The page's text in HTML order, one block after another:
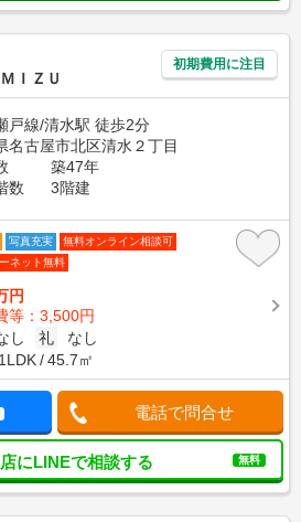
ＩＺＵ
初期費用に注目
戸線/清水駅 徒歩2分
名古屋市北区清水２丁目
築47年
数
3階建
写真充実
無料オンライン相談可
ネット無料
円
等：3,500円
し 礼
なし
1LDK 45.7㎡
電話で問合せ
にLINEで相談する 無料